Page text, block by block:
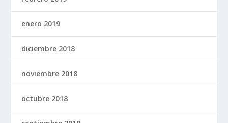
enero 2019
diciembre 2018
noviembre 2018
octubre 2018